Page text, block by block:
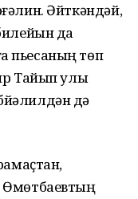
Әйткәндәй,
да
пьесаның төп
Тайып улы
дә
Өмөтбаевтың